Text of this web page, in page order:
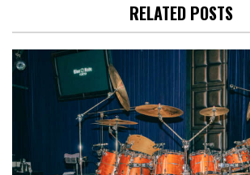
RELATED POSTS